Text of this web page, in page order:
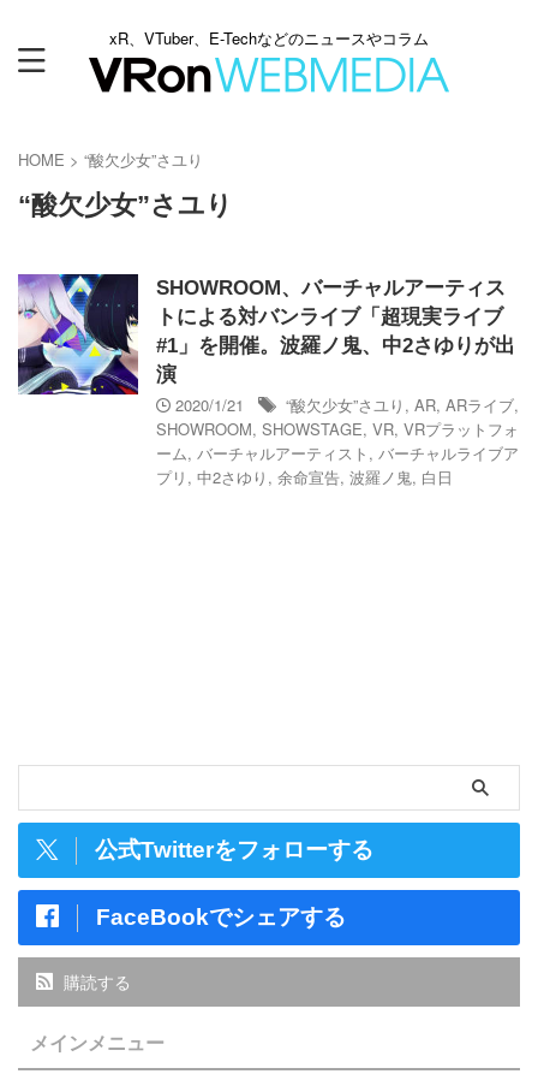
xR、VTuber、E-Techなどのニュースやコラム
HOME > “酸欠少女”さユり
“酸欠少女”さユり
SHOWROOM、バーチャルアーティス
トによる対バンライブ「超現実ライブ
#1」を開催。波羅ノ鬼、中2さゆりが出
演
2020/1/21
“酸欠少女”さユり , AR, ARライブ,
SHOWROOM, SHOWSTAGE, VR, VRプラットフォ
ーム, バーチャルアーティスト , バーチャルライブア
プリ , 中2さゆり , 余命宣告, 波羅ノ鬼, 白日
公式Twitterをフォローする
FaceBookでシェアする
購読する
メインメニュー